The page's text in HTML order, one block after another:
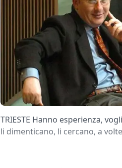
TRIESTE Hanno esperienza,
li dimenticano, li cercano, a